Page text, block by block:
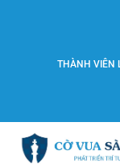
THÀNH VIÊN